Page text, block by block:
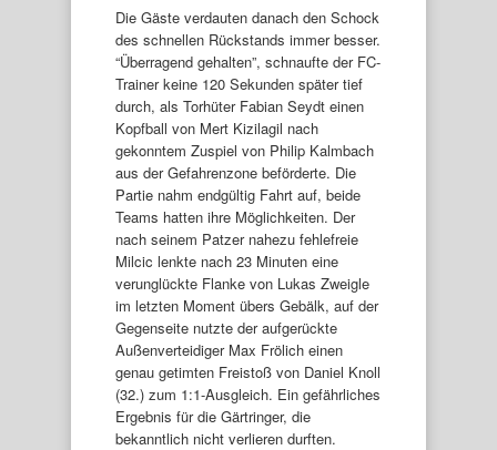
Die Gäste verdauten danach den Schock
des schnellen Rückstands immer besser.
“Überragend gehalten”, schnaufte der FC-
Trainer keine 120 Sekunden später tief
durch, als Torhüter Fabian Seydt einen
Kopfball von Mert Kizilagil nach
gekonntem Zuspiel von Philip Kalmbach
aus der Gefahrenzone beförderte. Die
Partie nahm endgültig Fahrt auf, beide
Teams hatten ihre Möglichkeiten. Der
nach seinem Patzer nahezu fehlefreie
Milcic lenkte nach 23 Minuten eine
verunglückte Flanke von Lukas Zweigle
im letzten Moment übers Gebälk, auf der
Gegenseite nutzte der aufgerückte
Außenverteidiger Max Frölich einen
genau getimten Freistoß von Daniel Knoll
(32.) zum 1:1-Ausgleich. Ein gefährliches
Ergebnis für die Gärtringer, die
bekanntlich nicht verlieren durften.